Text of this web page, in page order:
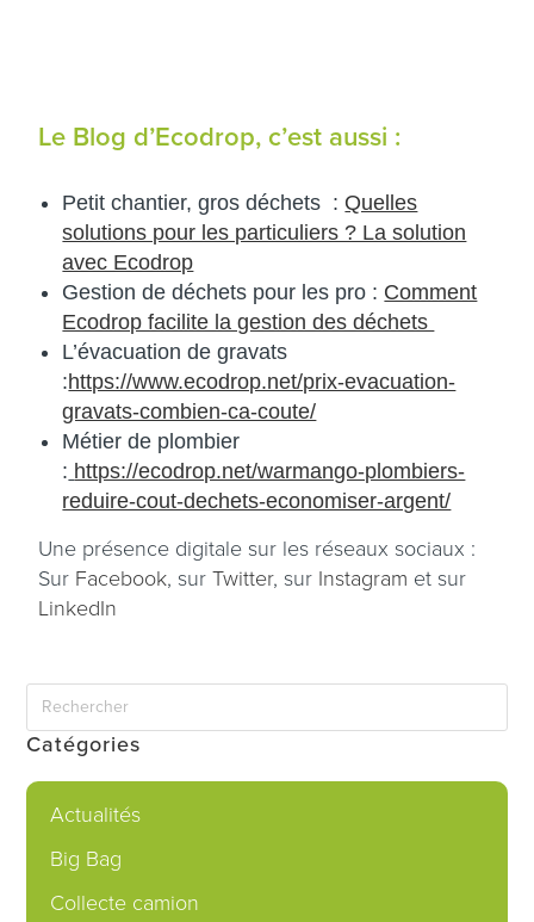
Le Blog d’Ecodrop, c’est aussi :
Petit chantier, gros déchets : Quelles
solutions pour les particuliers ? La solution
avec Ecodrop
Gestion de déchets pour les pro : Comment
Ecodrop facilite la gestion des déchets
L’évacuation de gravats
:https://www.ecodrop.net/prix-evacuation-
gravats-combien-ca-coute/
Métier de plombier
: https://ecodrop.net/warmango-plombiers-
reduire-cout-dechets-economiser-argent/
Une présence digitale sur les réseaux sociaux :
Sur Facebook, surTwitter, sur Instagram et sur
LinkedIn
Catégories
Actualités
Big Bag
Collecte camion